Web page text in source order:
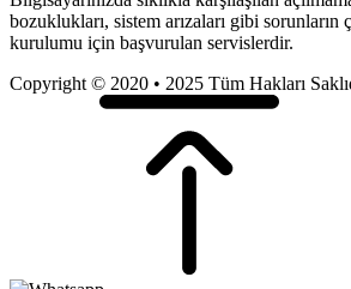
bozuklukları, sistem arızaları gibi sorunların
kurulumu için başvurulan servislerdir.
Copyright © 2020 • 2025 Tüm Hakları